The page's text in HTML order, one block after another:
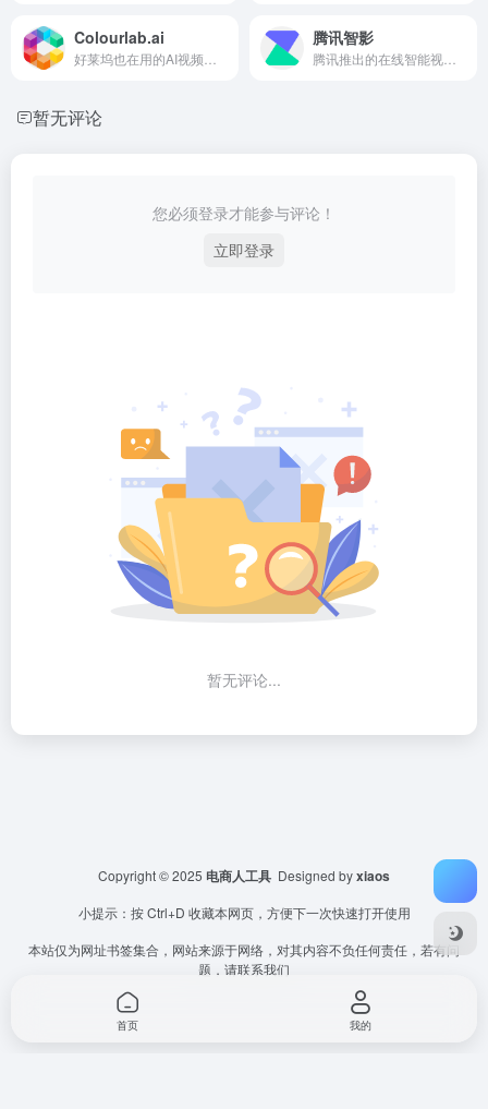
Colourlab.ai 腾讯智影
暂无评论
您必须登录才能参与评论！
立即登录
暂无评论...
Copyright © 2025 电商人工具 Designed byxiaos
小提示：按 Ctrl+D 收藏本网页，方便下一次快速打开使用
本站仅为网址书签集合，网站来源于网络，对其内容不负任何责任，若有问
题，请联系我们
首页 我的